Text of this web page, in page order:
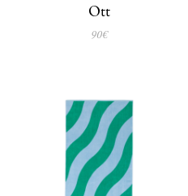
Ott
90€